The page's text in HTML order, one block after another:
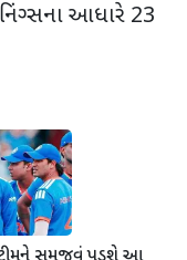
આધારે 23